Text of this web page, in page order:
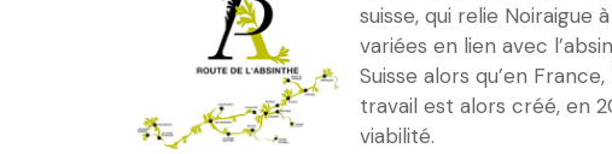
suisse, qui relie
variées en lien avec
Suisse alors qu’en
travail est alors créé, en
viabilité.